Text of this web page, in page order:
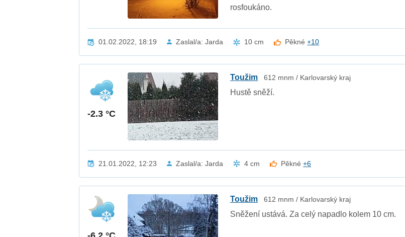
rosfoukáno.
01.02.2022, 18:19 Zaslal/a: Jarda 10 cm Pěkné+10
-2.3 °C
Toužim 612 mnm / Karlovarský kraj
Hustě sněží.
21.01.2022, 12:23 Zaslal/a: Jarda 4 cm Pěkné+6
Toužim 612 mnm / Karlovarský kraj
Sněžení ustává. Za celý napadlo kolem 10 cm.